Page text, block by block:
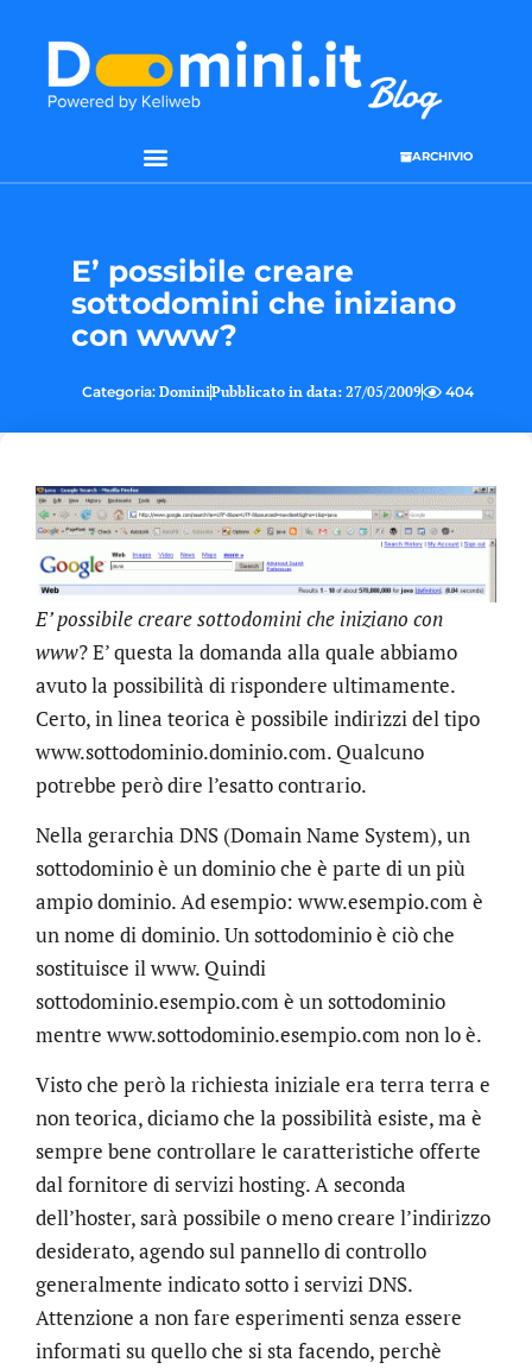
ARCHIVIO
E’ possibile creare
sottodomini che iniziano
con www?
Categoria: DominiPubblicato in data: 27/05/2009 404
E’ possibile creare sottodomini che iniziano con
www? E’ questa la domanda alla quale abbiamo
avuto la possibilità di rispondere ultimamente.
Certo, in linea teorica è possibile indirizzi del tipo
www.sottodominio.dominio.com. Qualcuno
potrebbe però dire l’esatto contrario.
Nella gerarchia DNS (Domain Name System), un
sottodominio è un dominio che è parte di un più
ampio dominio. Ad esempio: www.esempio.com è
un nome di dominio. Un sottodominio è ciò che
sostituisce il www. Quindi
sottodominio.esempio.com è un sottodominio
mentre www.sottodominio.esempio.com non lo è.
Visto che però la richiesta iniziale era terra terra e
non teorica, diciamo che la possibilità esiste, ma è
sempre bene controllare le caratteristiche offerte
dal fornitore di servizi hosting. A seconda
dell’hoster, sarà possibile o meno creare l’indirizzo
desiderato, agendo sul pannello di controllo
generalmente indicato sotto i servizi DNS.
Attenzione a non fare esperimenti senza essere
informati su quello che si sta facendo, perchè